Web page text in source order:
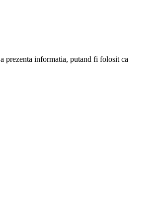
prezenta informatia, putand fi folosit ca